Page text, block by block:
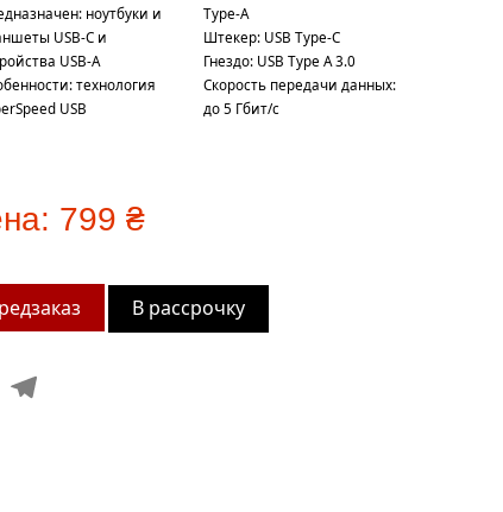
Type-A
ноутбуки и
USB-C и
USB-A
Штекер: USB Type-C
Гнездо: USB Type A 3.0
Скорость передачи данных:
до 5 Гбит/с
технология
USB
799 ₴
В рассрочку
Viber